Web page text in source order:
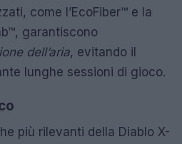
come l’EcoFiber™ e la
garantiscono
dell’aria, evitando il
lunghe sessioni di gioco.
più rilevanti della Diablo X-